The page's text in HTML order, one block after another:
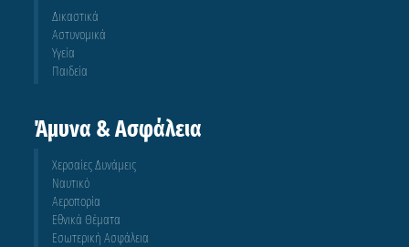
Δικαστικά
Αστυνομικά
Υγεία
Παιδεία
Άμυνα & Ασφάλεια
Χερσαίες Δυνάμεις
Ναυτικό
Αεροπορία
Εθνικά Θέματα
Εσωτερική Ασφάλεια